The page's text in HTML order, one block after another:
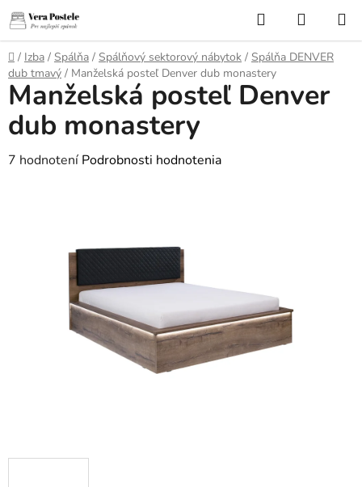
Prejsť
na
obsah
Hľadať
KOŠÍK
Domov
/ Izba / Spálňa / Spálňový sektorový nábytok / Spálňa DENVER
dub tmavý / Manželská posteľ Denver dub monastery
Manželská posteľ Denver
dub monastery
Priemerné
hviezdičiek.
7 hodnotení Podrobnosti hodnotenia